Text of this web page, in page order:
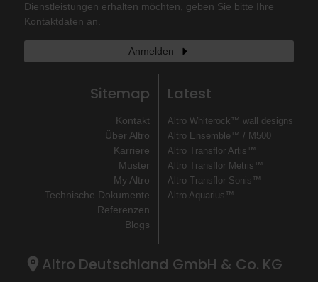
Dienstleistungen erhalten möchten, geben Sie bitte Ihre
Kontaktdaten an.
Anmelden
Sitemap
Kontakt
Über Altro
Karriere
Muster
My Altro
Technische Dokumente
Referenzen
Blogs
Latest
Altro Whiterock™ wall designs
Altro Ensemble™ / M500
Altro Transflor Artis™
Altro Transflor Metris™
Altro Transflor Sonis™
Altro Aquarius™
Altro Deutschland GmbH & Co. KG